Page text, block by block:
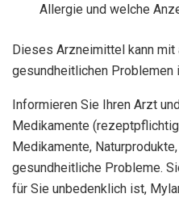
Allergie und welche
Dieses Arzneimittel kann
gesundheitlichen Problemen
Informieren Sie Ihren Arzt
Medikamente
Medikamente,
gesundheitliche Probleme.
für Sie unbedenklich ist,